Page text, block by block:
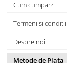
Modelarea
Nicovale si Suporti
Pensete
Perii
Cum cumpar?
Termeni si conditii
Despre noi
Metode de Plata